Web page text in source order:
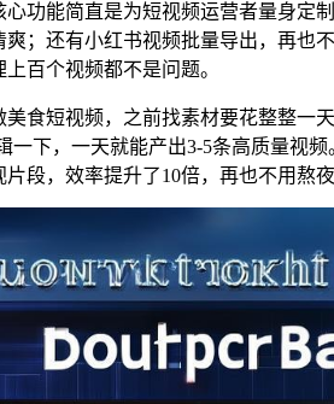
心功能简直是为短视频运营者量身定
爽；还有小红书视频批量导出，再也
百个视频都不是问题。
美食短视频，之前找素材要花整整一
一下，一天就能产出3-5条高质量视
段，效率提升了10倍，再也不用熬夜